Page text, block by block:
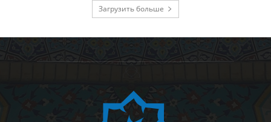
Загрузить больше